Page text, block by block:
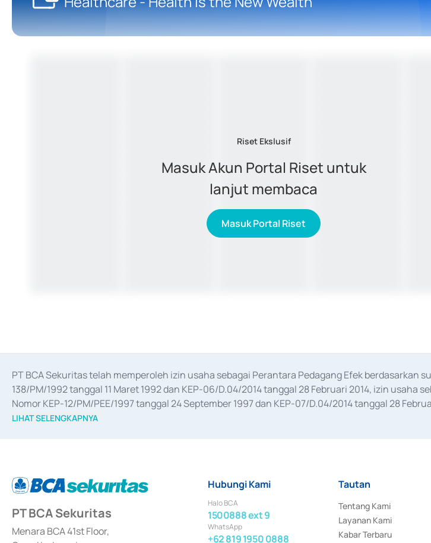
Riset Ekslusif
Masuk Akun Portal Riset untuk
lanjut membaca
Masuk Portal Riset
PT BCA Sekuritas telah memperoleh izin usaha sebagai Perantara Pedagang Efek berdasarkan
138/PM/1992 tanggal 11 Maret 1992 dan KEP-06/D.04/2014 tanggal 28 Februari 2014, izin
Nomor KEP-12/PM/PEE/1997 tanggal 24 September 1997 dan KEP-07/D.04/2014 tanggal 28
merger, akuisisi, divestasi, dan
LIHAT SELENGKAPNYA
PT BCA Sekuritas
Menara BCA 41st Floor,
Hubungi Kami
Halo BCA
1500888 ext 9
WhatsApp
+62 819 1950 0888
Tautan
Tentang Kami
Layanan Kami
Kabar Terbaru